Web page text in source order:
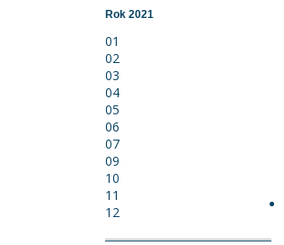
Rok 2021
01
02
03
04
05
06
07
09
10
11
12